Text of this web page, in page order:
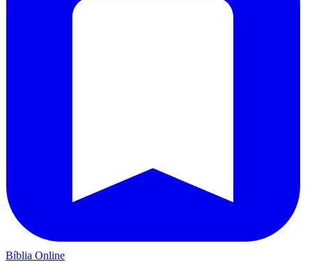
Bíblia Online